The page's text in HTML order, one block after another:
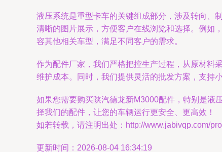
液压系统是重型卡车的关键组成部分，涉及转向、
清晰的图片展示，方便客户在线浏览和选择。例如
容其他相关车型，满足不同客户的需求。
作为配件厂家，我们严格把控生产过程，从原材料
维护成本。同时，我们提供灵活的批发方案，支持
如果您需要购买陕汽德龙新M3000配件，特别是液
择我们的配件，让您的车辆运行更安全、更高效！
如若转载，请注明出处：http://www.jabivqp.com/
更新时间：2026-08-04 16:34:19